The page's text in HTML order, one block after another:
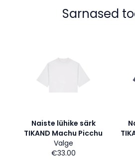
Sarnased
Naiste lühike särk
TIKAND Machu Picchu
Valge
€33.00